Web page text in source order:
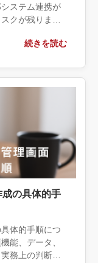
ステム連携が
クが残りま
プ・退会時削
続きを読む
の具体的手
体的手順につ
能、データ、
務上の判断材